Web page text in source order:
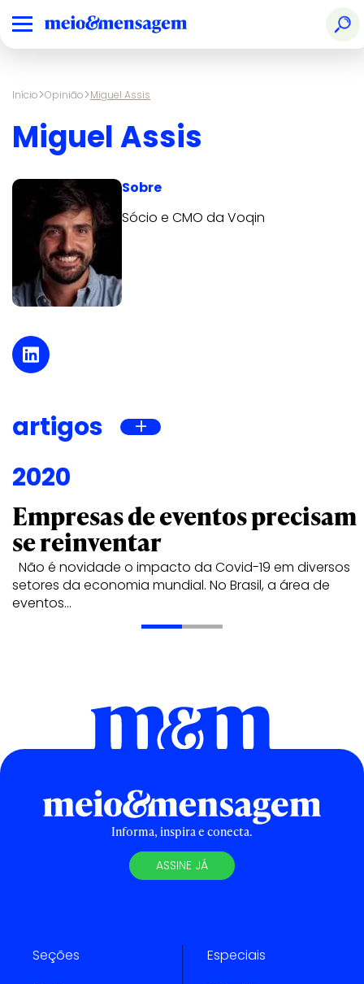
Início>Opinião>Miguel Assis
Miguel Assis
Sobre
Sócio e CMO da Voqin
artigos
2020
Empresas de eventos precisam
se reinventar
Não é novidade o impacto da Covid-19 em diversos
setores da economia mundial. No Brasil, a área de
eventos…
Informa, inspira e conecta.
ASSINE JÁ
Seções Especiais